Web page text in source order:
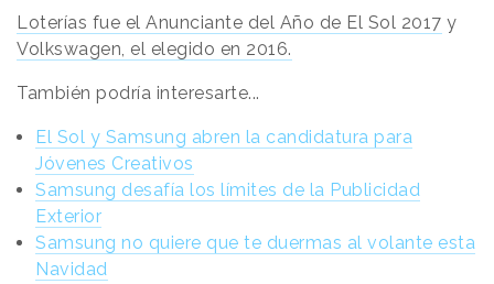
Loterías fue el Anunciante del Año de El Sol 2017 y
Volkswagen, el elegido en 2016.
También podría interesarte...
El Sol y Samsung abren la candidatura para
Jóvenes Creativos
Samsung desafía los límites de la Publicidad
Exterior
Samsung no quiere que te duermas al volante esta
Navidad